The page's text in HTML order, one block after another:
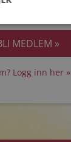
Logg inn her »